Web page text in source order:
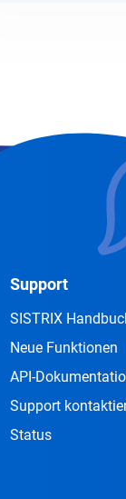
Support
SISTRIX
Neue Funktionen
API-
Support
Status